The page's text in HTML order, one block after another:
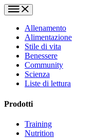
Allenamento
Alimentazione
Stile di vita
Benessere
Community
Scienza
Liste di lettura
Prodotti
Training
Nutrition